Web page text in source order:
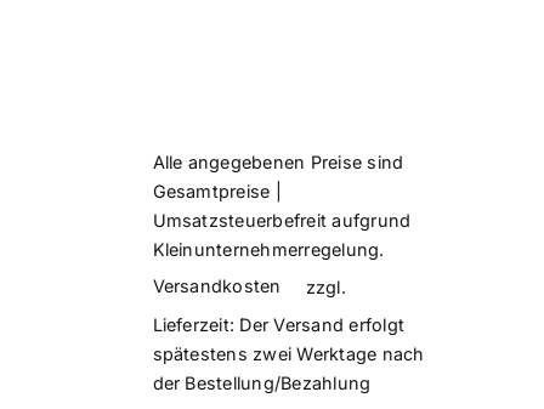
Alle angegebenen Preise sind
Gesamtpreise |
Umsatzsteuerbefreit aufgrund
Kleinunternehmerregelung.
zzgl.
Versandkosten
Lieferzeit: Der Versand erfolgt
spätestens zwei Werktage nach
der Bestellung/Bezahlung